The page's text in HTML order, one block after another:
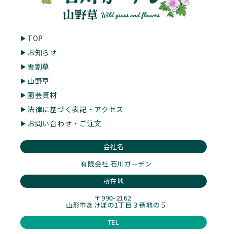
TOP
お知らせ
雪割草
山野草
園芸資材
法律に基づく表記・アクセス
お問い合わせ・ご注文
会社名
有限会社 石川ガーデン
所在地
〒990-2162
山形市あけぼの1丁目３番地の５
TEL